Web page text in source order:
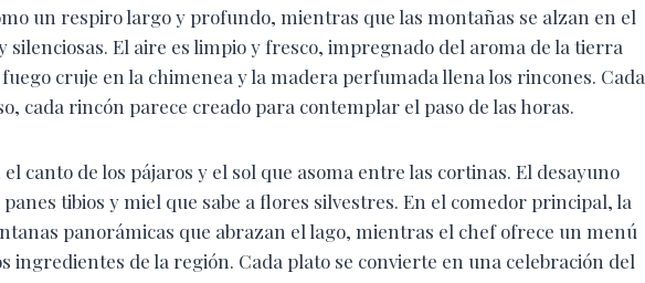
un respiro largo y profundo, mientras que las montañas se alzan en el
El aire es limpio y fresco, impregnado del aroma de la tierra
cruje en la chimenea y la madera perfumada llena los rincones. Cada
cada rincón parece creado para contemplar el paso de las horas.
canto de los pájaros y el sol que asoma entre las cortinas. El desayuno
tibios y miel que sabe a flores silvestres. En el comedor principal, la
panorámicas que abrazan el lago, mientras el chef ofrece un menú
ingredientes de la región. Cada plato se convierte en una celebración del